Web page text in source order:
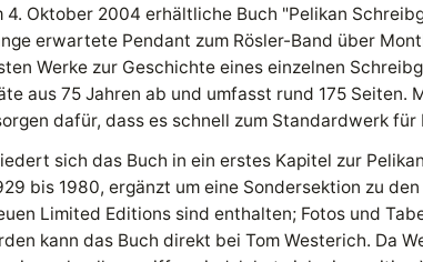
4. Oktober 2004 erhältliche Buch "Pelikan
erwartete Pendant zum Rösler-Band über
Werke zur Geschichte eines einzelnen
aus 75 Jahren ab und umfasst rund 175 Seiten.
dafür, dass es schnell zum Standardwerk
sich das Buch in ein erstes Kapitel zur
bis 1980, ergänzt um eine Sondersektion zu
Limited Editions sind enthalten; Fotos und
kann das Buch direkt bei Tom Westerich. Da